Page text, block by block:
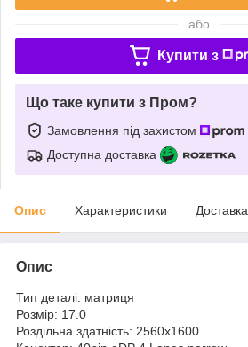
або
Купити з
Що таке купити з Пром?
Замовлення під захистом
Доступна доставка
Опис Характеристики Доставка
Опис
Тип деталі: матриця
Розмір: 17.0
Роздільна здатність: 2560x1600